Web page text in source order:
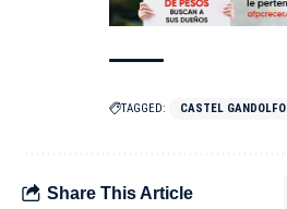
TAGGED: CASTEL GANDOLFO
Share This Article